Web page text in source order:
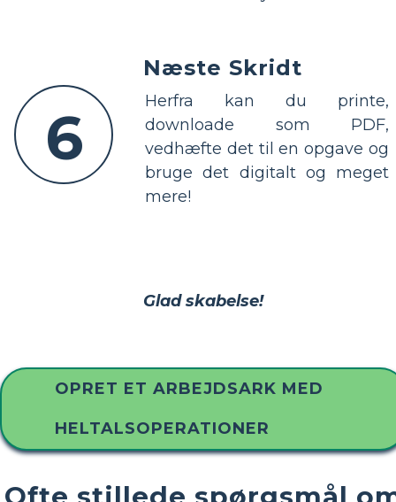
6
Næste Skridt
Herfra kan du printe,
downloade som PDF,
vedhæfte det til en opgave og
bruge det digitalt og meget
mere!
Glad skabelse!
OPRET ET ARBEJDSARK MED
HELTALSOPERATIONER